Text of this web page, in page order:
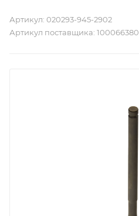
Артикул: 020293-945-2902
Артикул поставщика: 100066380